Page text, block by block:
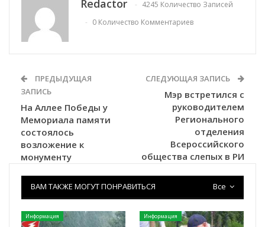
Redactor
4245 Количество Записей
0 Количество Комментариев
ПРЕДЫДУЩАЯ
ЗАПИСЬ
На Аллее Победы у
Мемориала памяти
состоялось
возложение к
монументу
СЛЕДУЮЩАЯ ЗАПИСЬ
Мэр встретился с
руководителем
Регионального
отделения
Всероссийского
общества слепых в РИ
Все
ВАМ ТАКЖЕ МОГУТ ПОНРАВИТЬСЯ
Информация Информация